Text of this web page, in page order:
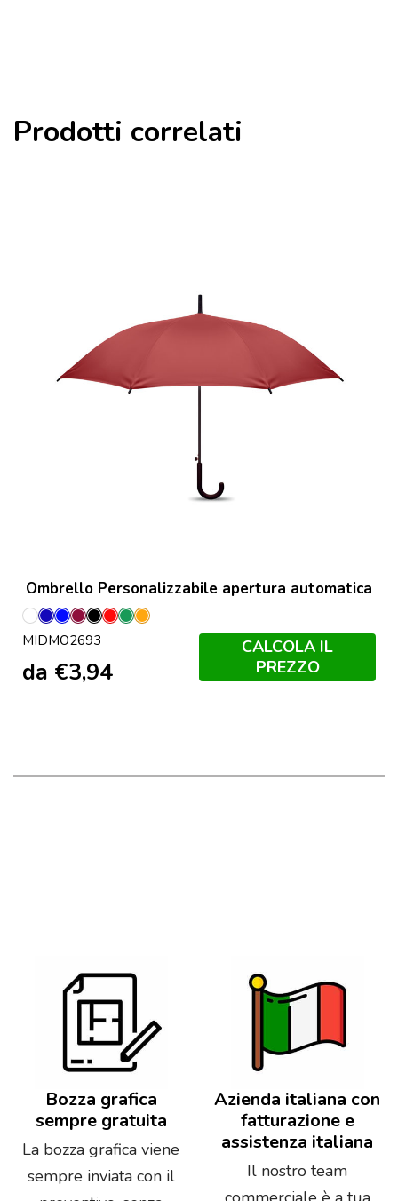
Prodotti correlati
Ombrello Personalizzabile apertura automatica
Bianco
BluBlu
Royal
Borgogna
NeroRosso
VerdeArancio
MIDMO2693
da €3,94
CALCOLA IL
PREZZO
Bozza grafica
sempre gratuita
La bozza grafica viene
sempre inviata con il
Azienda italiana con
fatturazione e
assistenza italiana
Il nostro team